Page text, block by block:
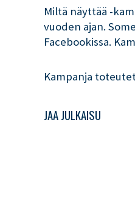
Miltä näyttää -
vuoden ajan.
Facebookissa.
Kampanja
JAA JULKAISU